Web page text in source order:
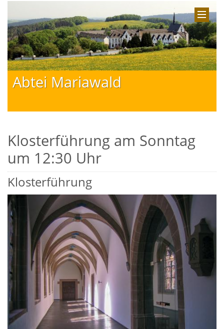
Abtei Mariawald
Klosterführung am Sonntag
um 12:30 Uhr
Klosterführung